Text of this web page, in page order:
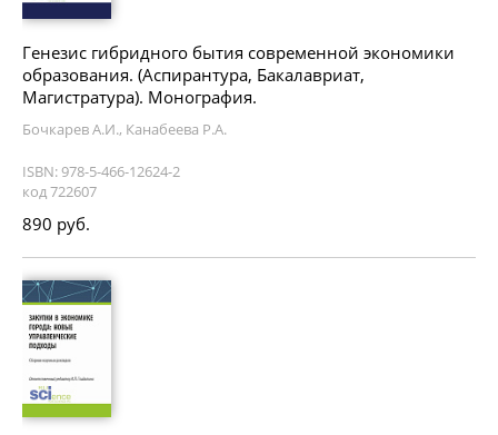
Генезис гибридного бытия современной экономики
образования. (Аспирантура, Бакалавриат,
Магистратура). Монография.
Бочкарев А.И., Канабеева Р.А.
ISBN: 978-5-466-12624-2
код 722607
890 руб.